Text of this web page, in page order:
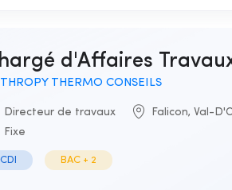
d'Affaires
THERMO CONSEILS
Directeur de travaux Falicon, Val-
Fixe
CDI BAC + 2